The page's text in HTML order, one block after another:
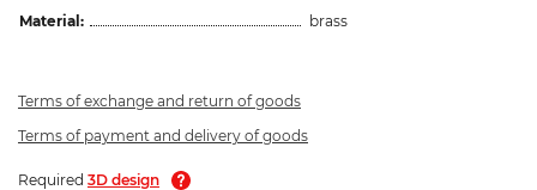
Material:
brass
Terms of exchange and return of goods
Terms of payment and delivery of goods
Required 3D design